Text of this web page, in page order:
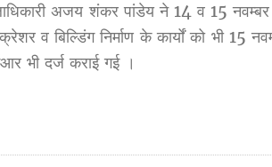
अजय शंकर पांडेय ने 14 व 15
व बिल्डिंग निर्माण के कार्यों को भी
भी दर्ज कराई गई ।